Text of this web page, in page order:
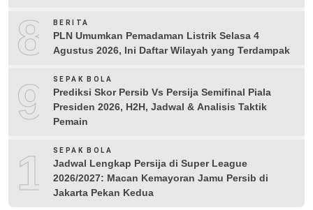
8
BERITA
PLN Umumkan Pemadaman Listrik Selasa 4
Agustus 2026, Ini Daftar Wilayah yang Terdampak
9 SEPAK BOLA
Prediksi Skor Persib Vs Persija Semifinal Piala
Presiden 2026, H2H, Jadwal & Analisis Taktik
Pemain
10SEPAK BOLA
Jadwal Lengkap Persija di Super League
2026/2027: Macan Kemayoran Jamu Persib di
Jakarta Pekan Kedua